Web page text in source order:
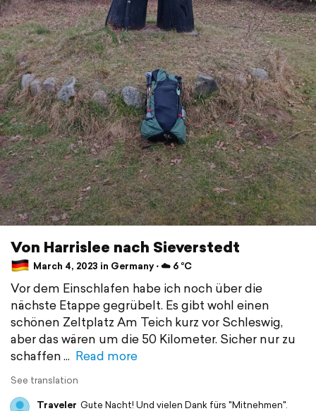
Von Harrislee nach Sieverstedt
March 4, 2023 in Germany ⋅ ☁️ 6 °C
Vor dem Einschlafen habe ich noch über die
nächste Etappe gegrübelt. Es gibt wohl einen
schönen Zeltplatz Am Teich kurz vor Schleswig,
aber das wären um die 50 Kilometer. Sicher nur zu
schaffen
Read more
See translation
Traveler Gute Nacht! Und vielen Dank fürs "Mitnehmen".